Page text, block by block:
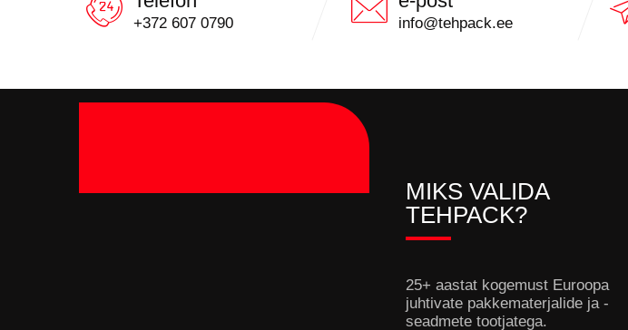
+372 607 0790 info@tehpack.ee
MIKS VALIDA
TEHPACK?
25+ aastat kogemust Euroopa
juhtivate pakkematerjalide ja -
seadmete tootjatega.